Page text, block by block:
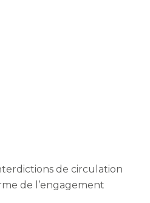
de circulation
de l’engagement